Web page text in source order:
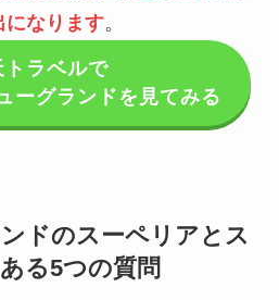
になります。
トラベルで
ーグランドを見てみる
ドのスーペリアとス
る5つの質問